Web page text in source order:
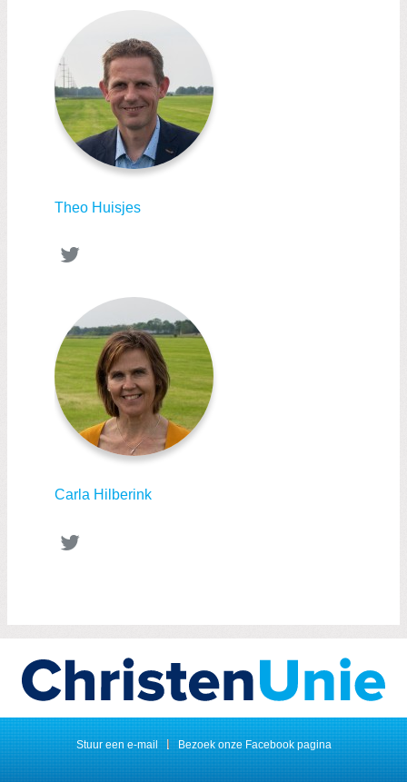
Theo Huisjes
Carla Hilberink
Stuur een e-mail Bezoek onze Facebook pagina